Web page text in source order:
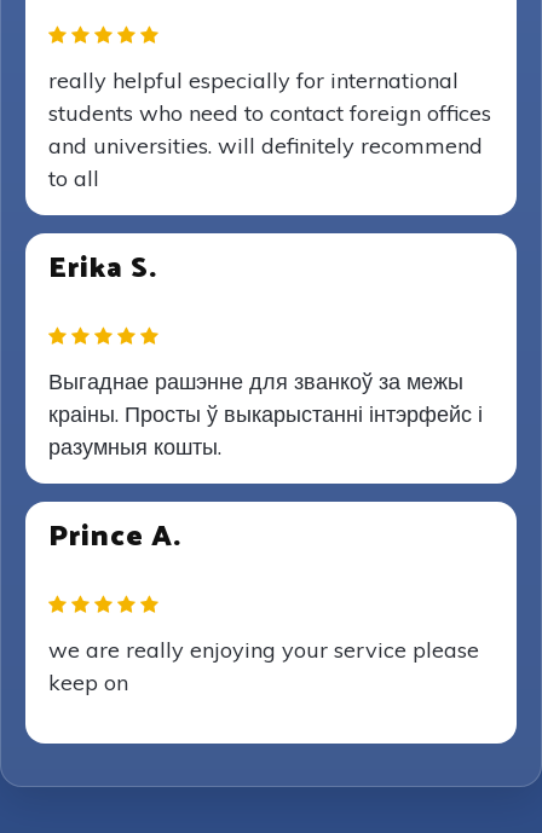
really helpful especially for international
students who need to contact foreign offices
and universities. will definitely recommend
to all
Erika S.
Выгаднае рашэнне для званкоў за межы
краіны. Просты ў выкарыстанні інтэрфейс і
разумныя кошты.
Prince A.
we are really enjoying your service please
keep on